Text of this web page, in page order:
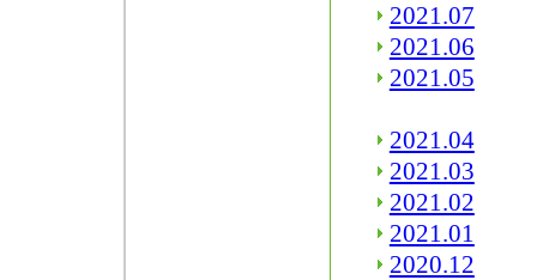
2021.07
2021.06
2021.05
2021.04
2021.03
2021.02
2021.01
2020.12